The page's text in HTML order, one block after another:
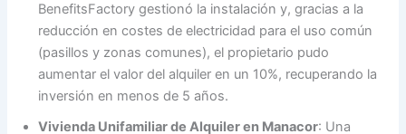
BenefitsFactory gestionó la instalación y, gracias a la
reducción en costes de electricidad para el uso común
(pasillos y zonas comunes), el propietario pudo
aumentar el valor del alquiler en un 10%, recuperando la
inversión en menos de 5 años.
Vivienda Unifamiliar de Alquiler en Manacor: Una